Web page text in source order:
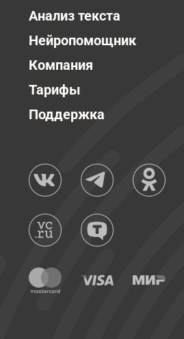
Анализ текста
Нейропомощник
Компания
Тарифы
Поддержка